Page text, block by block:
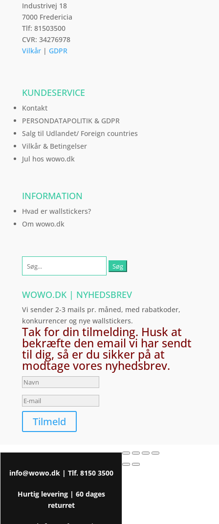
Industrivej 18
7000 Fredericia
Tlf: 81503500
CVR: 34276978
Vilkår| GDPR
KUNDESERVICE
Kontakt
PERSONDATAPOLITIK & GDPR
Salg til Udlandet/ Foreign countries
Vilkår & Betingelser
Jul hos wowo.dk
INFORMATION
Hvad er wallstickers?
Om wowo.dk
efter:
WOWO.DK | NYHEDSBREV
Vi sender 2-3 mails pr. måned, med rabatkoder,
konkurrencer og nye wallstickers.
Tak for din tilmelding. Husk at
bekræfte den email vi har sendt
til dig, så er du sikker på at
modtage vores nyhedsbrev.
Tilmeld
info@wowo.dk| Tlf. 8150 3500
Hurtig levering | 60 dages
returret